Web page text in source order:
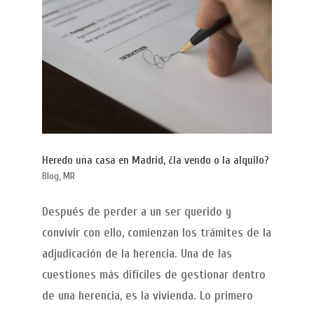
Heredo una casa en Madrid, ¿la vendo o la alquilo?
Blog,MR
Después de perder a un ser querido y
convivir con ello, comienzan los trámites de la
adjudicación de la herencia. Una de las
cuestiones más difíciles de gestionar dentro
de una herencia, es la vivienda. Lo primero